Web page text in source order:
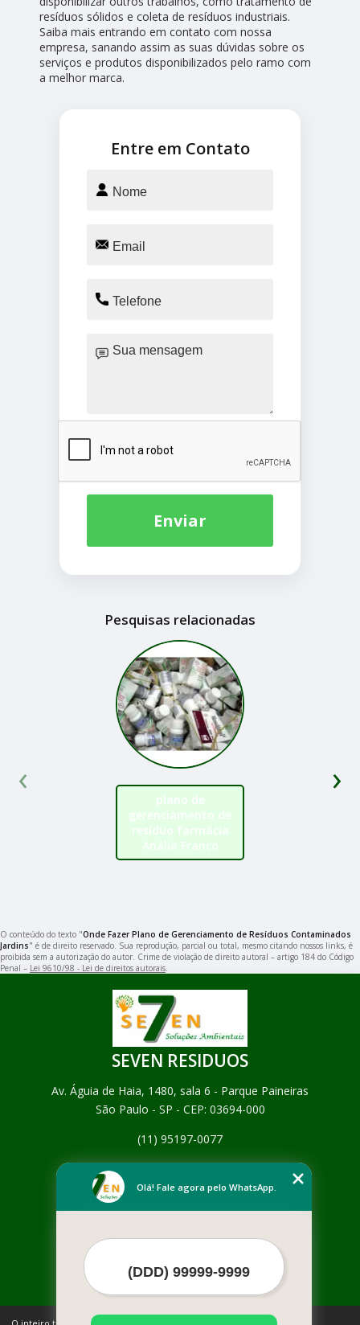
resíduos sólidos e coleta de resíduos industriais.
Saiba mais entrando em contato com nossa
empresa, sanando assim as suas dúvidas sobre os
serviços e produtos disponibilizados pelo ramo com
a melhor marca.
Entre em Contato
Enviar
Pesquisas relacionadas
plano de
gerenciamento de
resíduo farmácia
Anália Franco
‹ ›
O conteúdo do texto "Onde Fazer Plano de Gerenciamento de Resíduos Contaminados
Jardins" é de direito reservado. Sua reprodução, parcial ou total, mesmo citando nossos links, é
proibida sem a autorização do autor. Crime de violação de direito autoral – artigo 184 do Código
Penal – Lei 9610/98 - Lei de direitos autorais
SEVEN RESIDUOS
Av. Águia de Haia, 1480, sala 6 - Parque Paineiras
São Paulo - SP - CEP: 03694-000
(11) 95197-0077
Empresa
Contato
Mais Serviços
Olá! Fale agora pelo WhatsApp.